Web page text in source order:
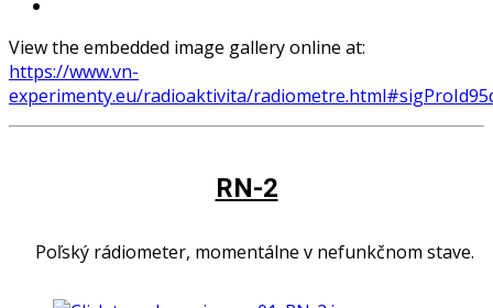
View the embedded image gallery online at:
https://www.vn-
experimenty.eu/radioaktivita/
RN-2
Poľský rádiometer, momentálne v nefunkčnom stave.